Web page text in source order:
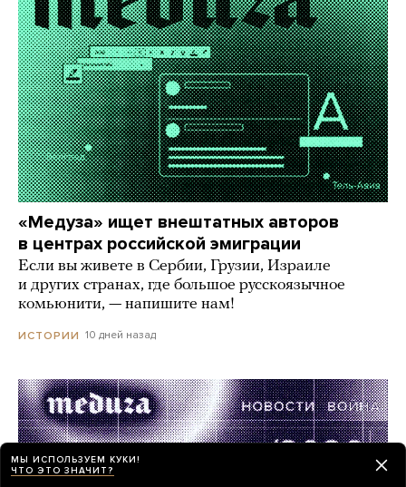
«Медуза» ищет внештатных авторов
в центрах российской эмиграции
Если вы живете в Сербии, Грузии, Израиле
и других странах, где большое русскоязычное
комьюнити, — напишите нам!
ИСТОРИИ 10 дней назад
МЫ ИСПОЛЬЗУЕМ КУКИ!
ЧТО ЭТО ЗНАЧИТ?